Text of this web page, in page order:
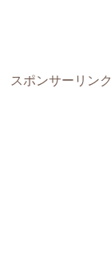
スポンサーリンク